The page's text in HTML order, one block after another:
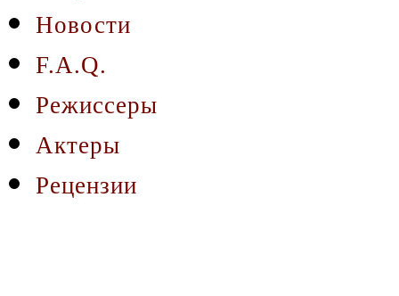
Новости
F.A.Q.
Режиссеры
Актеры
Рецензии